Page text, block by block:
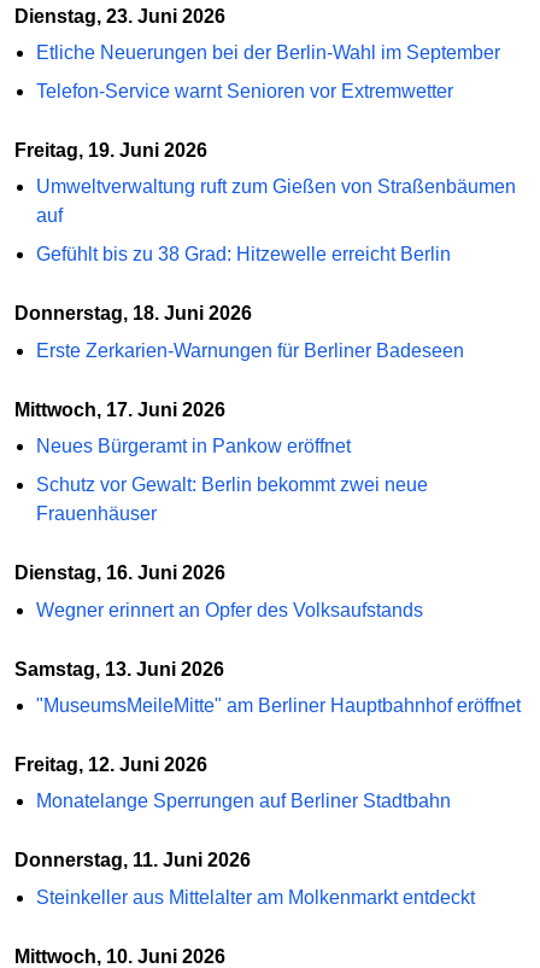
Dienstag, 23. Juni 2026
Etliche Neuerungen bei der Berlin-Wahl im September
Telefon-Service warnt Senioren vor Extremwetter
Freitag, 19. Juni 2026
Umweltverwaltung ruft zum Gießen von Straßenbäumen
auf
Gefühlt bis zu 38 Grad: Hitzewelle erreicht Berlin
Donnerstag, 18. Juni 2026
Erste Zerkarien-Warnungen für Berliner Badeseen
Mittwoch, 17. Juni 2026
Neues Bürgeramt in Pankow eröffnet
Schutz vor Gewalt: Berlin bekommt zwei neue
Frauenhäuser
Dienstag, 16. Juni 2026
Wegner erinnert an Opfer des Volksaufstands
Samstag, 13. Juni 2026
"MuseumsMeileMitte" am Berliner Hauptbahnhof eröffnet
Freitag, 12. Juni 2026
Monatelange Sperrungen auf Berliner Stadtbahn
Donnerstag, 11. Juni 2026
Steinkeller aus Mittelalter am Molkenmarkt entdeckt
Mittwoch, 10. Juni 2026